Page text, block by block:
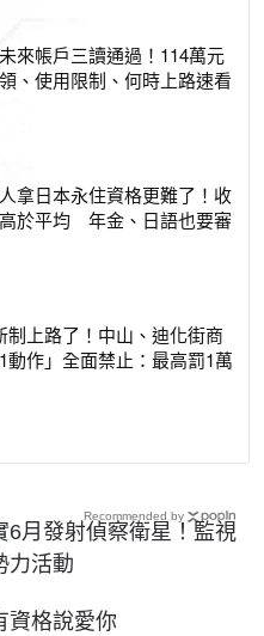
來帳戶三讀通過！114萬元
、使用限制、何時上路速看
拿日本永住資格更難了！收
於平均 年金、日語也要審
制上路了！中山、迪化街商
動作」全面禁止：最高罰1萬
6月發射偵察衛星！監視
力活動
資格說愛你
Recommended by